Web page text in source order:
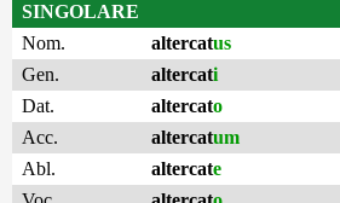
SINGOLARE
Nom.
altercatus
Gen.
altercati
Dat.
altercato
Acc.
altercatum
Abl.
altercate